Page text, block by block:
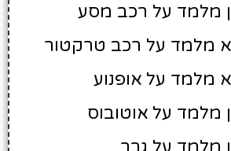
מלמד על רכב מסע
מלמד על רכב טרקטור
מלמד על אופנוע
מלמד על אוטובוס